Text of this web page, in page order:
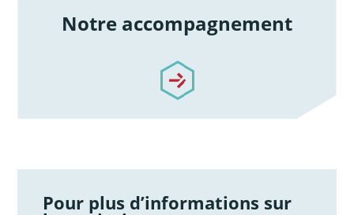
Notre accompagnement
/notre-accompagnement
Pour plus d’informations sur